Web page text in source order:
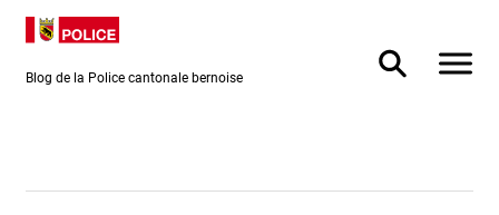
Directement
au contenu
Directement
vers la
recherche
Blog de la Police cantonale bernoise